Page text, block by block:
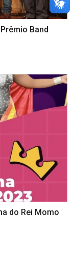
Band
do Rei Momo